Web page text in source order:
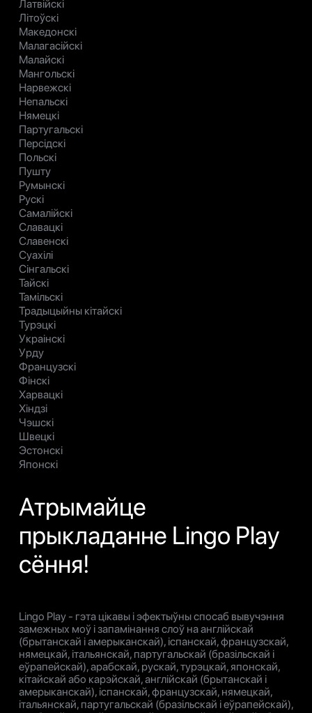
Латвійскі
Літоўскі
Македонскі
Малагасійскі
Малайскі
Мангольскі
Нарвежскі
Непальскі
Нямецкі
Партугальскі
Персідскі
Польскі
Пушту
Румынскі
Рускі
Самалійскі
Славацкі
Славенскі
Суахілі
Сінгальскі
Тайскі
Тамільскі
Традыцыйны кітайскі
Турэцкі
Украінскі
Урду
Французскі
Фінскі
Харвацкі
Хіндзі
Чэшскі
Швецкі
Эстонскі
Японскі
Атрымайце
прыкладанне Lingo Play
сёння!
Lingo Play - гэта цікавы і эфектыўны спосаб вывучэння
замежных моў і запамінання слоў на англійскай
(брытанскай і амерыканскай), іспанскай, французскай,
нямецкай, італьянскай, партугальскай (бразільскай і
еўрапейскай), арабскай, рускай, турэцкай, японскай,
кітайскай або карэйскай, англійскай (брытанскай і
амерыканскай), іспанскай, французскай, нямецкай,
італьянскай, партугальскай (бразільскай і еўрапейскай),